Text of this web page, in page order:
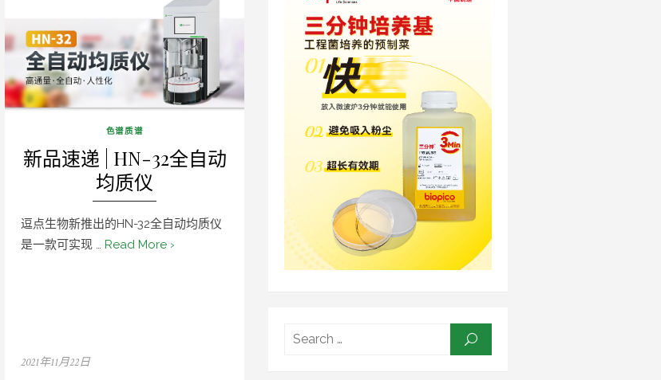
色谱质谱
新品速递 | HN-32全自动
均质仪
逗点生物新推出的HN-32全自动均质仪
是一款可实现 … Read More ›
Posted
2021年11月22日